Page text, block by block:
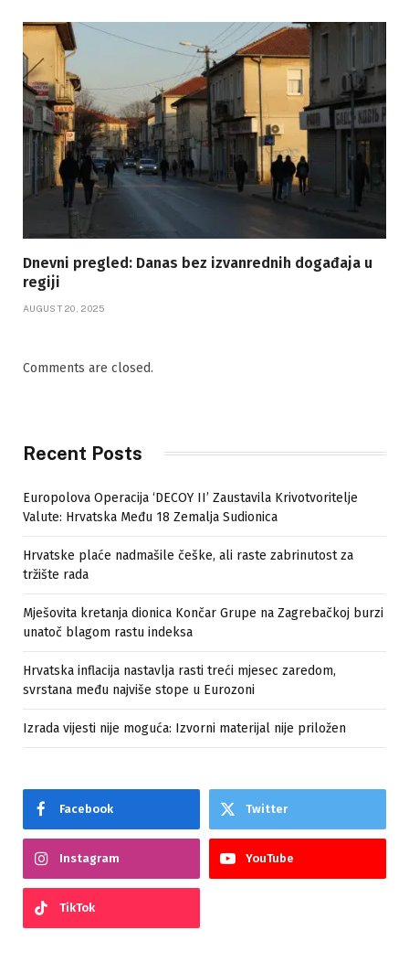
Dnevni pregled: Danas bez izvanrednih događaja u
regiji
AUGUST 20, 2025
Comments are closed.
Recent Posts
Europolova Operacija ‘DECOY II’ Zaustavila Krivotvoritelje
Valute: Hrvatska Među 18 Zemalja Sudionica
Hrvatske plaće nadmašile češke, ali raste zabrinutost za
tržište rada
Mješovita kretanja dionica Končar Grupe na Zagrebačkoj burzi
unatoč blagom rastu indeksa
Hrvatska inflacija nastavlja rasti treći mjesec zaredom,
svrstana među najviše stope u Eurozoni
Izrada vijesti nije moguća: Izvorni materijal nije priložen
Facebook Twitter
Instagram YouTube
TikTok